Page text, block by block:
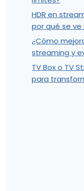
HDR en
por qué se ve
¿Cómo
streaming y
TV Box o TV
para